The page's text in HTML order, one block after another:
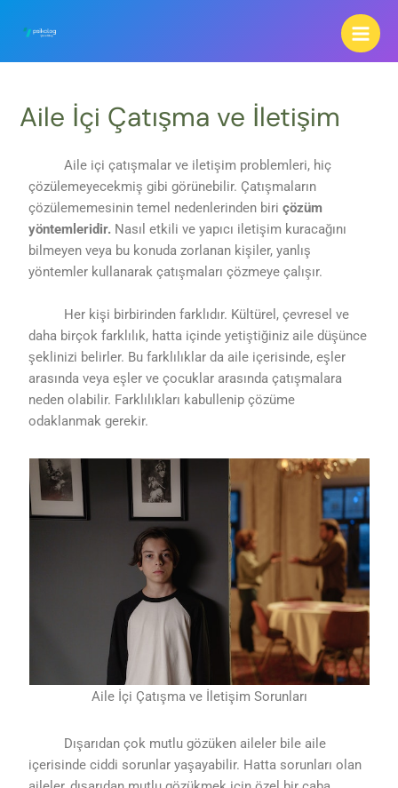
Aile İçi Çatışma ve İletişim
Aile içi çatışmalar ve iletişim problemleri, hiç
çözülemeyecekmiş gibi görünebilir. Çatışmaların
çözülememesinin temel nedenlerinden biriçözüm
yöntemleridir. Nasıl etkili ve yapıcı iletişim kuracağını
bilmeyen veya bu konuda zorlanan kişiler, yanlış
yöntemler kullanarak çatışmaları çözmeye çalışır.
Her kişi birbirinden farklıdır. Kültürel, çevresel ve
daha birçok farklılık, hatta içinde yetiştiğiniz aile düşünce
şeklinizi belirler. Bu farklılıklar da aile içerisinde, eşler
arasında veya eşler ve çocuklar arasında çatışmalara
neden olabilir. Farklılıkları kabullenip çözüme
odaklanmak gerekir.
Aile İçi Çatışma ve İletişim Sorunları
Dışarıdan çok mutlu gözüken aileler bile aile
içerisinde ciddi sorunlar yaşayabilir. Hatta sorunları olan